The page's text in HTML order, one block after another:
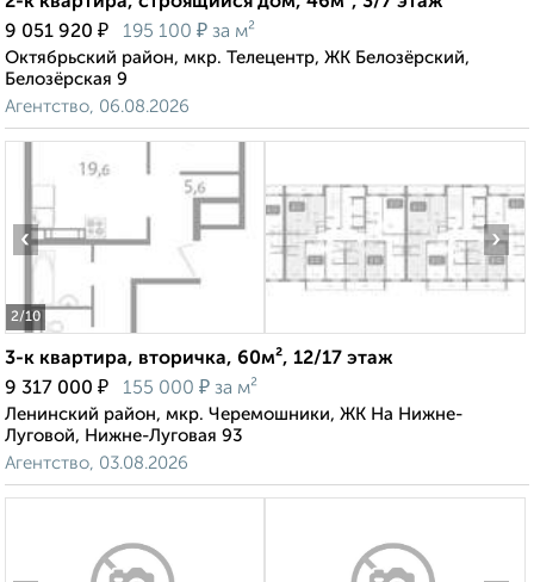
9 051 920 ₽ 195 100 ₽ за м²
Октябрьский район, мкр. Телецентр, ЖК Белозёрский,
Белозёрская 9
Агентство, 06.08.2026
2/10
‹ ›
3-к квартира, вторичка, 60м², 12/17 этаж
9 317 000 ₽ 155 000 ₽ за м²
Ленинский район, мкр. Черемошники, ЖК На Нижне-
Луговой, Нижне-Луговая 93
Агентство, 03.08.2026